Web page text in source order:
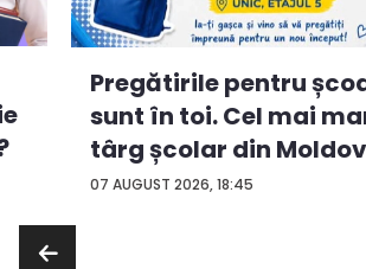
07 AUGUST 2026, 18:45
Pregătirile pentru
sunt în toi. Cel mai
târg școlar din
con...